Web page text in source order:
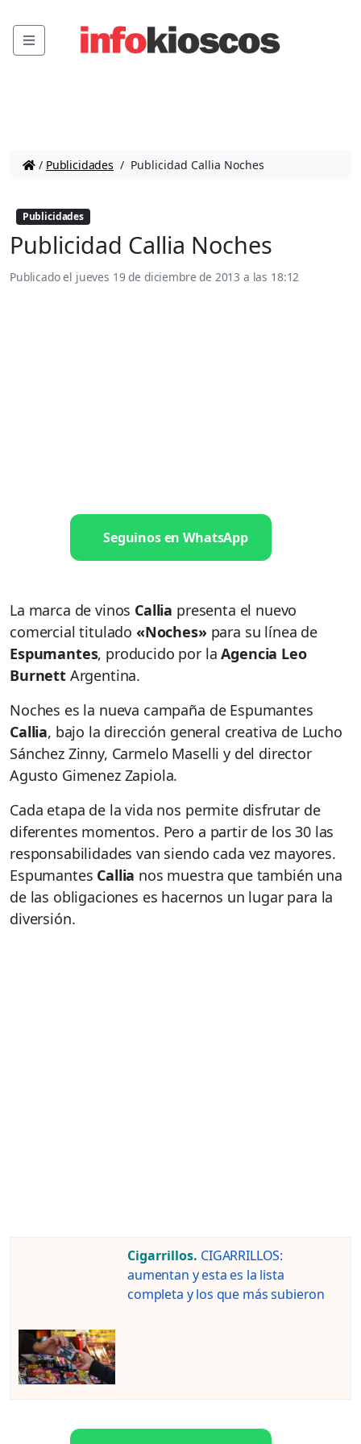
Menu
/ Publicidades / Publicidad Callia Noches
Publicidades
Publicidad Callia Noches
Publicado el jueves 19 de diciembre de 2013 a las 18:12
Seguinos en WhatsApp
La marca de vinos Callia presenta el nuevo
comercial titulado «Noches»para su línea de
Espumantes, producido por laAgencia Leo
BurnettArgentina.
Noches es la nueva campaña de Espumantes
Callia, bajo la dirección general creativa de Lucho
Sánchez Zinny, Carmelo Maselli y del director
Agusto Gimenez Zapiola.
Cada etapa de la vida nos permite disfrutar de
diferentes momentos. Pero a partir de los 30 las
responsabilidades van siendo cada vez mayores.
Espumantes Callia nos muestra que también una
de las obligaciones es hacernos un lugar para la
diversión.
Cigarrillos. CIGARRILLOS:
aumentan y esta es la lista
completa y los que más subieron